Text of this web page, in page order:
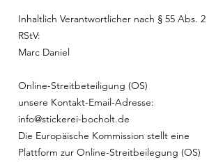
Inhaltlich Verantwortlicher nach § 55 Abs. 2
RStV:
Marc Daniel
Online-Streitbeteiligung (OS)
unsere Kontakt-Email-Adresse:
info@stickerei-bocholt.de
Die Europäische Kommission stellt eine
Plattform zur Online-Streitbeilegung (OS)